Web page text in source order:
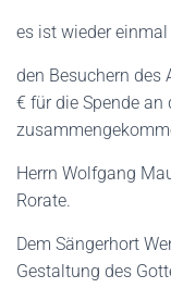
es ist wieder
den Besuchern des
€ für die Spende
Herrn Wolfgang
Rorate.
Dem Sängerhort
Gestaltung des